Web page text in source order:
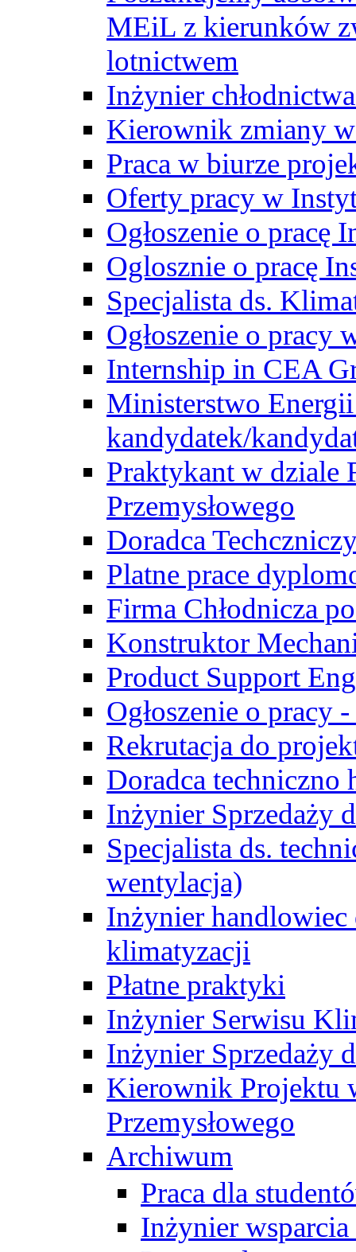
MEiL z kierunków
lotnictwem
Inżynier
Kierownik zmiany
Praca w biurze
Oferty pracy w
Ogłoszenie o pracę
Oglosznie o pracę
Specjalista ds.
Ogłoszenie o pracy
Internship in CEA
Ministerstwo
kandydatek/
Praktykant w dziale
Przemysłowego
Doradca
Platne prace
Firma Chłodnicza
Konstruktor
Product Support
Ogłoszenie o pracy
Rekrutacja do
Doradca techniczno
Inżynier Sprzedaży
Specjalista ds.
wentylacja)
Inżynier handlowiec
klimatyzacji
Płatne praktyki
Inżynier Serwisu
Inżynier Sprzedaży
Kierownik Projektu
Przemysłowego
Archiwum
Praca dla
Inżynier wsparcia